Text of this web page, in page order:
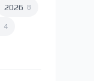
2026 8
4